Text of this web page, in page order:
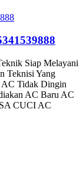
Siap Melayani
Teknisi Yang
AC Tidak Dingin
AC Baru AC
CUCI AC